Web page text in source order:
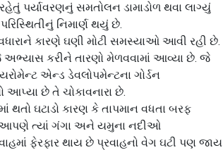
પર્યાવરણનું સમતોલન ડામાડોળ થવા લાગ્‍યું
નિમાર્ણ થયું છે.
વધારાને કારણે ઘણી મોટી સમસ્‍યાઓ આવી રહી છે.
કરીને તારણો મેળવવામાં આવ્‍યા છે. જે
એન્‍ડ ડેવલોપમેન્‍ટના ગોર્ડન
છે તે ચોકાવનારા છે.
થતો ઘટાડો કારણ કે તાપમાન વધતા બરફ
છે. આપણે ત્‍યાં ગંગા અને યમુના નદીઓ
ફેરફાર થાય છે પ્રવાહનો વેગ ઘટી પણ જાય